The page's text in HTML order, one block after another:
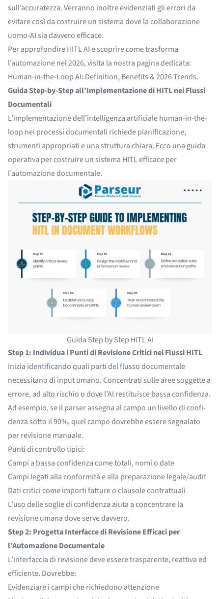
sull’accuratezza. Verranno inoltre evidenziati gli errori da
evitare così da costruire un sistema dove la collaborazione
uomo-AI sia davvero efficace.
Per approfondire HITL AI e scoprire come trasforma
l’automazione nel 2026, visita la nostra pagina dedicata:
Human-in-the-Loop AI: Definition, Benefits & 2026 Trends.
Guida Step-by-Step all’Implementazione di HITL nei Flussi
Documentali
L’implementazione dell’intelligenza artificiale human-in-the-
loop nei processi documentali richiede pianificazione,
strumenti appropriati e una struttura chiara. Ecco una guida
operativa per costruire un sistema HITL efficace per
l’automazione documentale.
Guida Step by Step HITL AI
Step 1: Individua i Punti di Revisione Critici nei Flussi HITL
Inizia identificando quali parti del flusso documentale
necessitano di input umano. Concentrati sulle aree soggette a
errore, ad alto rischio o dove l’AI restituisce bassa confidenza.
Ad esempio, se il parser assegna al campo un livello di confi­
denza sotto il 90%, quel campo dovrebbe essere segnalato
per revisione manuale.
Punti di controllo tipici:
Campi a bassa confidenza come totali, nomi o date
Campi legati alla conformità e alla preparazione legale/audit
Dati critici come importi fatture o clausole contrattuali
L’uso delle soglie di confidenza aiuta a concentrare la
revisione umana dove serve davvero.
Step 2: Progetta Interfacce di Revisione Efficaci per
l’Automazione Documentale
L’interfaccia di revisione deve essere trasparente, reattiva ed
efficiente. Dovrebbe:
Evidenziare i campi che richiedono attenzione